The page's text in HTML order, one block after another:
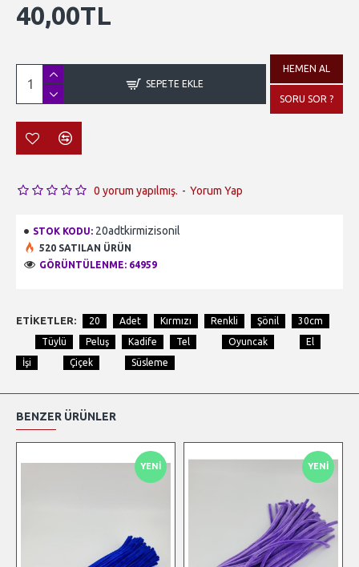
STOK KODU: 20adtkirmizisonil
520 SATILAN ÜRÜN
GÖRÜNTÜLENME: 64959
0 yorum yapılmış. - Yorum Yap
40,00TL
SEPETE EKLE
HEMEN AL
SORU SOR ?
ETIKETLER: 20 Adet Kırmızı Renkli Şönil 30cm
Tüylü Peluş Kadife Tel Oyuncak
El
İşi
Çiçek Süsleme
BENZER ÜRÜNLER
YENI YENI